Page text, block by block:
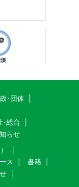
･団体
･総合
らせ
ス
書籍